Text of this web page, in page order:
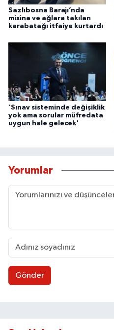
Sazlıbosna Barajı’nda
misina ve ağlara takılan
karabatağı itfaiye kurtardı
'Sınav sisteminde değişiklik
yok ama sorular müfredata
uygun hale gelecek'
Yorumlar
Gönder